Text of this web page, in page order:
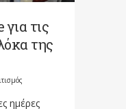
τις
της
ημέρες